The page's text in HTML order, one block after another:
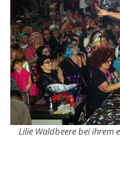
Lilie Waldbeere bei ihrem